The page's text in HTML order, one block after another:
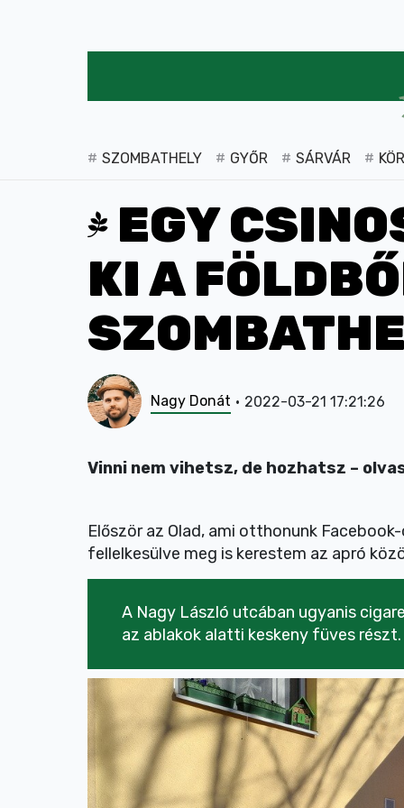
SZOMBATHELY GYŐR SÁRVÁR
EGY
KI A
Nagy Donát 2022-03-21 17:21:26
Vinni nem vihetsz, de hozhatsz –
Először az Olad, ami otthonunk
fellelkesülve meg is kerestem az apró
A Nagy László utcában ugyanis
az ablakok alatti keskeny füves részt.